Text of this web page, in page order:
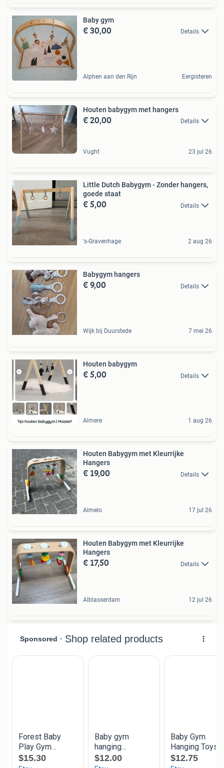
Baby gym
€ 30,00 Details
Alphen aan den Rijn Eergisteren
Houten babygym met hangers
€ 20,00 Details
Vught 23 jul 26
Little Dutch Babygym - Zonder hangers,
goede staat
€ 5,00 Details
's-Gravenhage 2 aug 26
Babygym hangers
€ 9,00 Details
Wijk bij Duurstede 7 mei 26
Houten babygym
€ 5,00 Details
Almere 1 aug 26
Houten Babygym met Kleurrijke
Hangers
€ 19,00 Details
Almelo 17 jul 26
Houten Babygym met Kleurrijke
Hangers
€ 17,50 Details
Alblasserdam 12 jul 26